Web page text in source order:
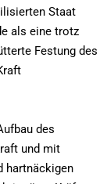
Staat
als eine trotz
Festung des
des
und mit
hartnäckigen